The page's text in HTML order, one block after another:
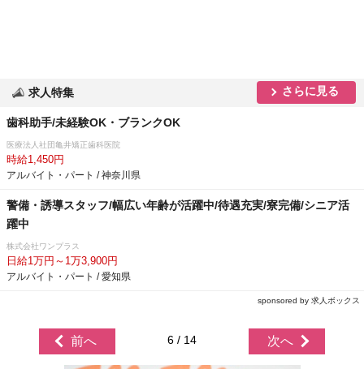
求人特集 さらに見る
歯科助手/未経験OK・ブランクOK
医療法人社団亀井矯正歯科医院
時給1,450円
アルバイト・パート / 神奈川県
警備・誘導スタッフ/幅広い年齢が活躍中/待遇充実/寮完備/シニア活
躍中
株式会社ワンプラス
日給1万円～1万3,900円
アルバイト・パート / 愛知県
sponsored by 求人ボックス
前へ 6 / 14 次へ